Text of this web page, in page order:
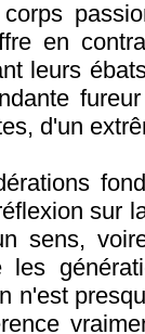
en
leurs
d'un
sur
sens,
les
n'est